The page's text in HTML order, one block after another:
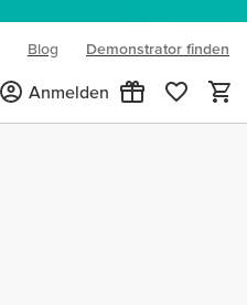
Blog
(opens in new tab)
Demonstrator finden
Anmelden